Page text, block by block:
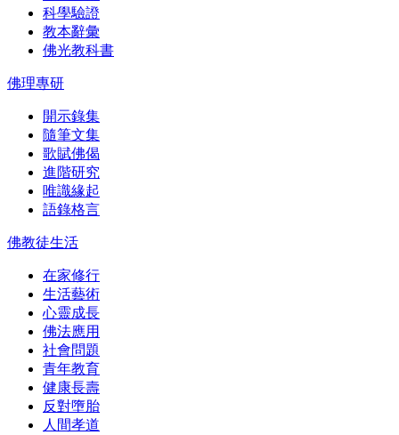
科學驗證
教本辭彙
佛光教科書
佛理專研
開示錄集
隨筆文集
歌賦佛偈
進階研究
唯識緣起
語錄格言
佛教徒生活
在家修行
生活藝術
心靈成長
佛法應用
社會問題
青年教育
健康長壽
反對墮胎
人間孝道